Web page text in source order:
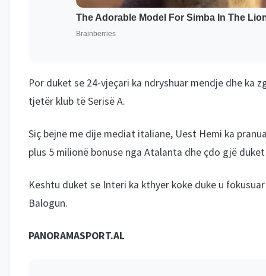
Por duket se 24-vjeçari ka ndryshuar mendje dhe ka
tjetër klub të Serisë A.
Siç bëjnë me dije mediat italiane, Uest Hemi ka
plus 5 milionë bonuse nga Atalanta dhe çdo gjë
Kështu duket se Interi ka kthyer kokë duke u
Balogun.
PANORAMASPORT.AL